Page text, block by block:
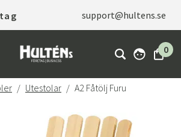
support@hultens.se
0
Utestolar A2 Fåtölj Furu